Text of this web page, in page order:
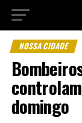
NOSSA CIDADE
domingo